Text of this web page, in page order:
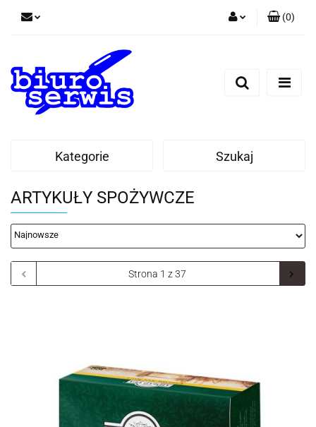
Zarejestruj się
(0)
Kategorie Szukaj
ARTYKUŁY SPOŻYWCZE